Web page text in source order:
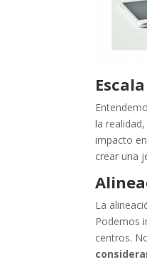
Escala
la
impacto
crear una
La
Podemos
centros.